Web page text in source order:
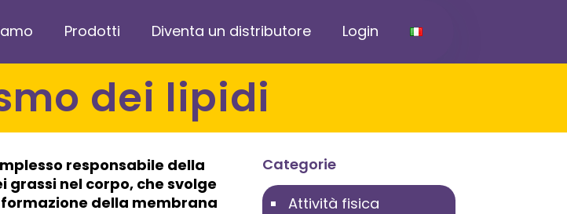
Prodotti Diventa un distributore Login
dei lipidi
responsabile della
nel corpo, che svolge
della membrana
Categorie
Attività fisica